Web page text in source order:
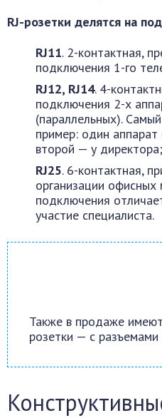
RJ-розетки делятся на
RJ11. 2-контактная,
подключения 1-го
RJ12, RJ14. 4-
подключения 2-х
(параллельных).
пример: один аппарат
второй — у директора;
RJ25. 6-контактная,
организации
подключения
участие специалиста.
Также в продаже
розетки — с